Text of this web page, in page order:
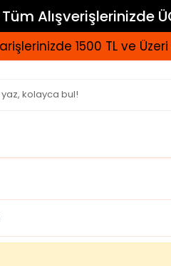
Alışverişlerinizde
1500 TL ve Üzeri